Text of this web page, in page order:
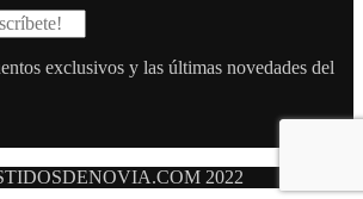
exclusivos y las últimas novedades del
2022